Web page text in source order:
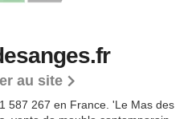
au site
587 267 en France. 'Le Mas des